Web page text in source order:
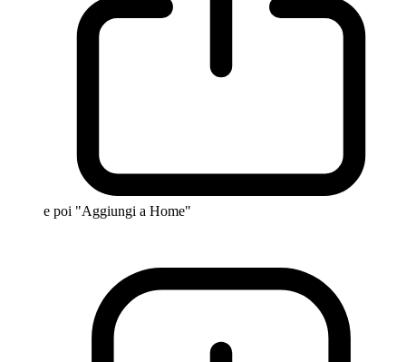
e poi "Aggiungi a Home"